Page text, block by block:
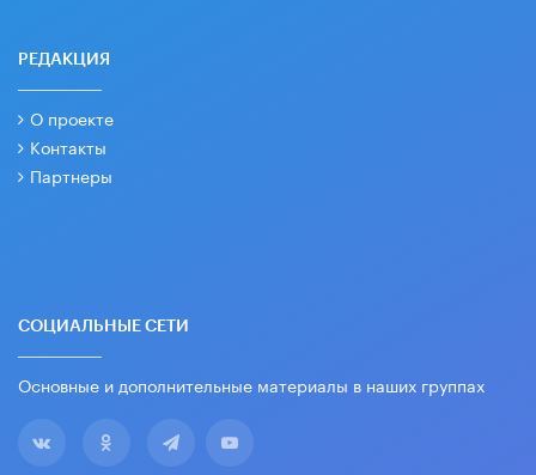
РЕДАКЦИЯ
О проекте
Контакты
Партнеры
СОЦИАЛЬНЫЕ СЕТИ
Основные и дополнительные материалы в наших группах